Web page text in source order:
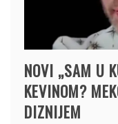
NOVI „SAM U
KEVINOM?
DIZNIJEM